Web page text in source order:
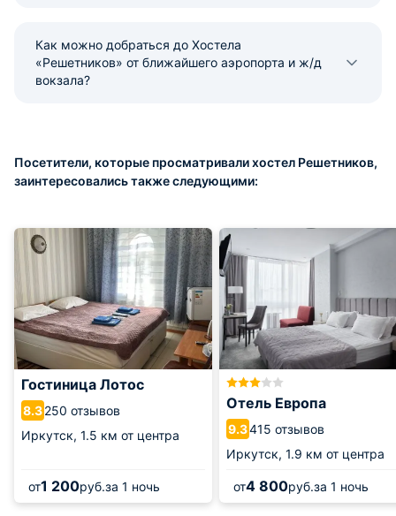
Как можно добраться до Хостела
«Решетников» от ближайшего аэропорта и ж/д
вокзала?
Посетители, которые просматривали хостел Решетников,
заинтересовались также следующими:
Гостиница Лотос
8.3250 отзывов
Иркутск, 1.5 км от центра
от1 200руб.за 1 ночь
Отель Европа
9.3415 отзывов
Иркутск, 1.9 км от центра
от4 800руб.за 1 ночь